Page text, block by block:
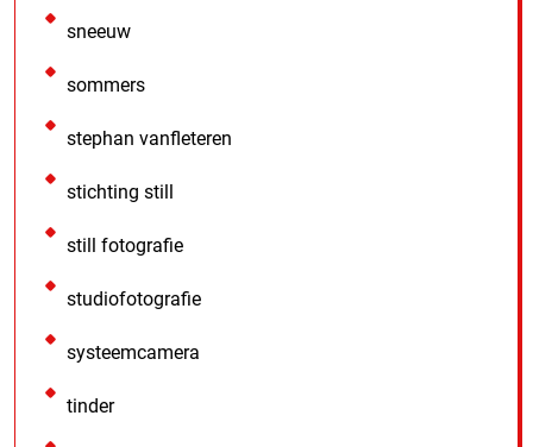
sneeuw
sommers
stephan vanfleteren
stichting still
still fotografie
studiofotografie
systeemcamera
tinder